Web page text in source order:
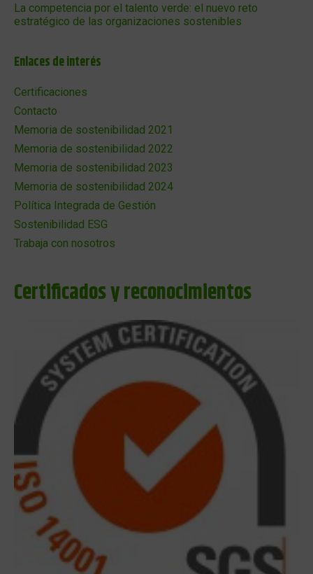
La competencia por el talento verde: el nuevo reto
estratégico de las organizaciones sostenibles
Enlaces de interés
Certificaciones
Contacto
Memoria de sostenibilidad 2021
Memoria de sostenibilidad 2022
Memoria de sostenibilidad 2023
Memoria de sostenibilidad 2024
Política Integrada de Gestión
Sostenibilidad ESG
Trabaja con nosotros
Certificados y reconocimientos